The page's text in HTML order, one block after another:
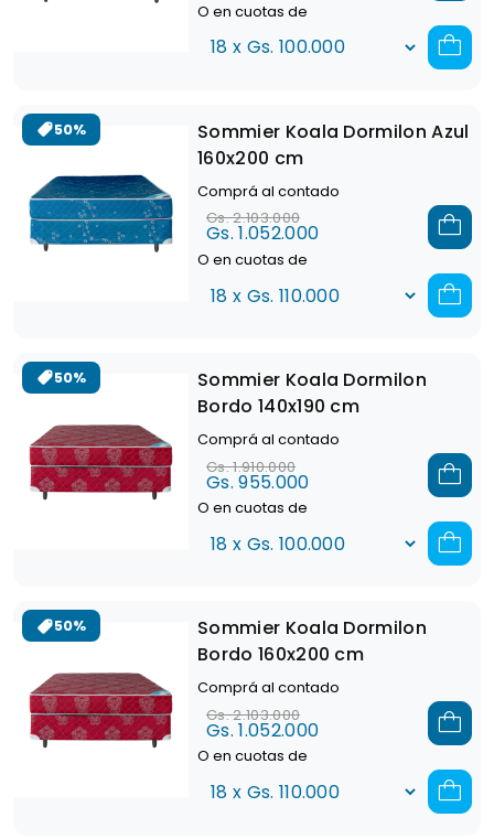
O en cuotas de
50%
Sommier Koala Dormilon Azul
160x200 cm
Comprá al contado
Gs. 2.103.000
Gs. 1.052.000
O en cuotas de
50%
Sommier Koala Dormilon
Bordo 140x190 cm
Comprá al contado
Gs. 1.910.000
Gs. 955.000
O en cuotas de
50%
Sommier Koala Dormilon
Bordo 160x200 cm
Comprá al contado
Gs. 2.103.000
Gs. 1.052.000
O en cuotas de